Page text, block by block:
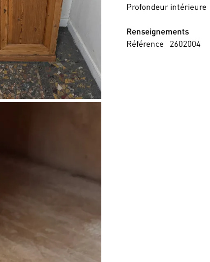
Profondeur intérieure
Renseignements
Référence
2602004